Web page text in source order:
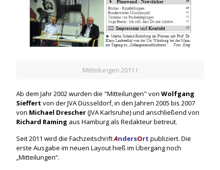
Mitteilungen 2011 I
Ab dem Jahr 2002 wurden die "Mitteilungen" von Wolfgang
Sieffert von der JVA Düsseldorf, in den Jahren 2005 bis 2007
von Michael Drescher(JVA Karlsruhe) und anschließend von
Richard Raming aus Hamburg als Redakteur betreut.
Seit 2011 wird die FachzeitschriftAndersOrt publiziert. Die
erste Ausgabe im neuen Layout hieß im Übergang noch
„Mitteilungen“.